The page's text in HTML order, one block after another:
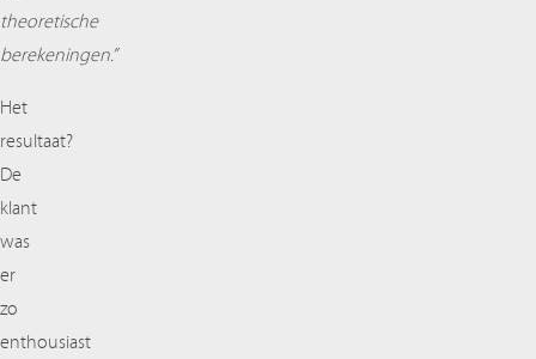
theoretische
berekeningen.”
Het
resultaat?
De
klant
was
er
zo
enthousiast